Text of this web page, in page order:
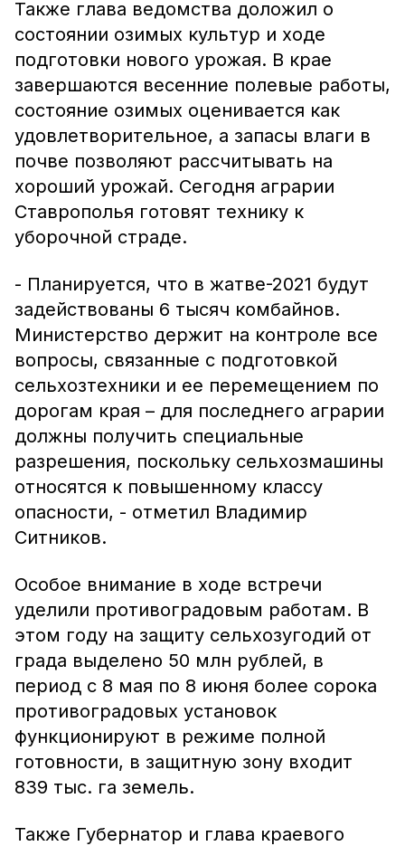
Также глава ведомства доложил о
состоянии озимых культур и ходе
подготовки нового урожая. В крае
завершаются весенние полевые работы,
состояние озимых оценивается как
удовлетворительное, а запасы влаги в
почве позволяют рассчитывать на
хороший урожай. Сегодня аграрии
Ставрополья готовят технику к
уборочной страде.
- Планируется, что в жатве-2021 будут
задействованы 6 тысяч комбайнов.
Министерство держит на контроле все
вопросы, связанные с подготовкой
сельхозтехники и ее перемещением по
дорогам края – для последнего аграрии
должны получить специальные
разрешения, поскольку сельхозмашины
относятся к повышенному классу
опасности, - отметил Владимир
Ситников.
Особое внимание в ходе встречи
уделили противоградовым работам. В
этом году на защиту сельхозугодий от
града выделено 50 млн рублей, в
период с 8 мая по 8 июня более сорока
противоградовых установок
функционируют в режиме полной
готовности, в защитную зону входит
839 тыс. га земель.
Также Губернатор и глава краевого